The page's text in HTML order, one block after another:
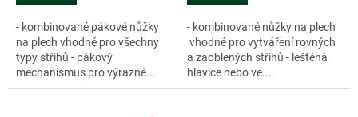
- kombinované pákové nůžky
na plech vhodné pro všechny
typy střihů - pákový
mechanismus pro výrazné...
- kombinované nůžky na plech
vhodné pro vytváření rovných
a zaoblených střihů - leštěná
hlavice nebo ve...